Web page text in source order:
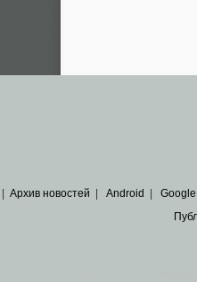
Архив новостей Android Google